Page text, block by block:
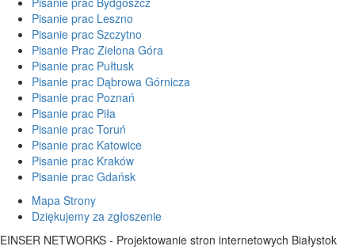
Pisanie prac Leszno
Pisanie prac Szczytno
Pisanie Prac Zielona Góra
Pisanie prac Pułtusk
Pisanie prac Dąbrowa Górnicza
Pisanie prac Poznań
Pisanie prac Piła
Pisanie prac Toruń
Pisanie prac Katowice
Pisanie prac Kraków
Pisanie prac Gdańsk
Mapa Strony
Dziękujemy za zgłoszenie
EINSER NETWORKS - Projektowanie stron internetowych Białystok